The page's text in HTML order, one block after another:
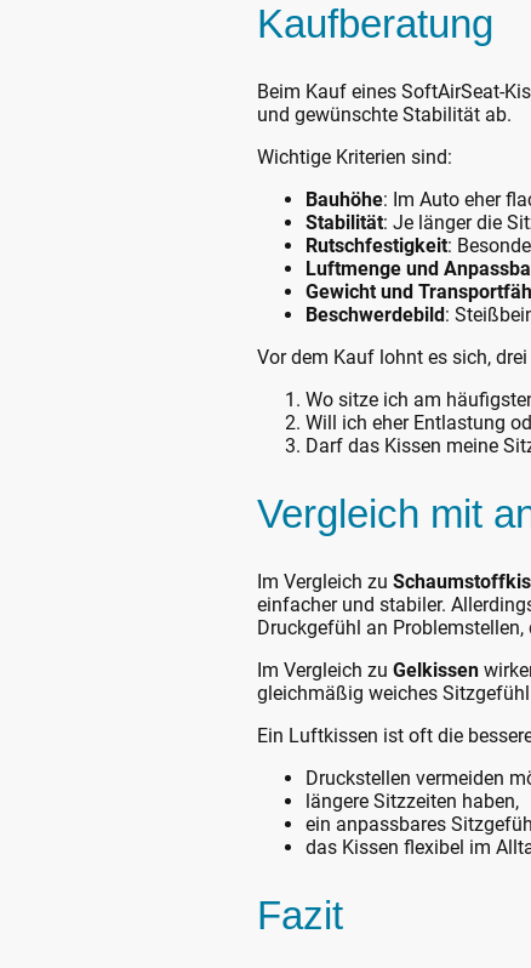
Kaufberatung
Beim Kauf eines SoftAirSeat-
und gewünschte Stabilität ab.
Wichtige Kriterien sind:
Bauhöhe: Im Auto eher
Stabilität: Je länger die
Rutschfestigkeit:
Luftmenge und
Gewicht und
Beschwerdebild :
Vor dem Kauf lohnt es sich,
Wo sitze ich am
Will ich eher Entlastung
Darf das Kissen meine
Vergleich mit
Im Vergleich zu
einfacher und stabiler.
Druckgefühl an
Im Vergleich zu Gelkissen
gleichmäßig weiches
Ein Luftkissen ist oft die
Druckstellen vermeiden
längere Sitzzeiten haben,
ein anpassbares
das Kissen flexibel im
Fazit